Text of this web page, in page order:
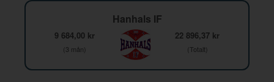
Hanhals IF
9 684,00 kr
(3 mån)
22 896,37 kr
(Totalt)